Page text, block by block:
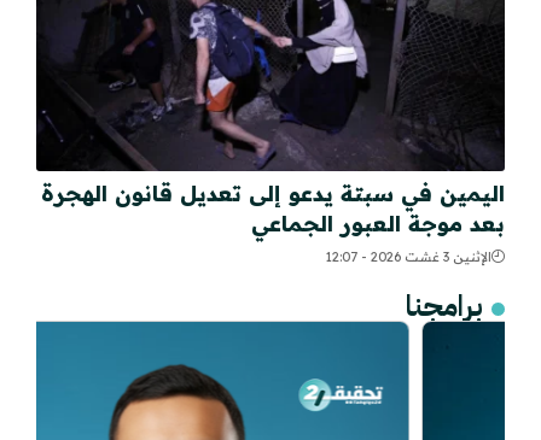
اليمين في سبتة يدعو إلى تعديل قانون الهجرة
بعد موجة العبور الجماعي
الإثنين 3 غشت 2026 - 12:07
برامجنا